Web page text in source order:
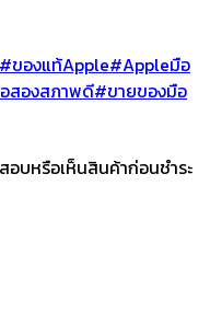
#ของแท้Apple#Appleมือ
สองสภาพดี#ขายของมือ
บหรือเห็นสินค้าก่อนชำระ